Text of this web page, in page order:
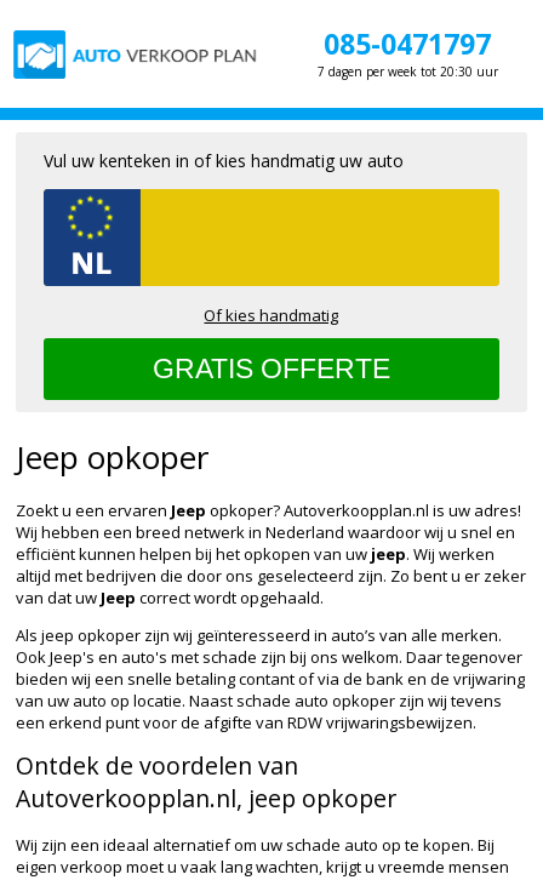
085-0471797
7 dagen per week tot 20:30 uur
Jeep opkoper
Zoekt u een ervaren Jeep opkoper? Autoverkoopplan.nl is uw adres!
Wij hebben een breed netwerk in Nederland waardoor wij u snel en
efficiënt kunnen helpen bij het opkopen van uw jeep. Wij werken
altijd met bedrijven die door ons geselecteerd zijn. Zo bent u er zeker
van dat uw Jeep correct wordt opgehaald.
Als jeep opkoper zijn wij geïnteresseerd in auto’s van alle merken.
Ook Jeep's en auto's met schade zijn bij ons welkom. Daar tegenover
bieden wij een snelle betaling contant of via de bank en de vrijwaring
van uw auto op locatie. Naast schade auto opkoper zijn wij tevens
een erkend punt voor de afgifte van RDW vrijwaringsbewijzen.
Ontdek de voordelen van
Autoverkoopplan.nl, jeep opkoper
Wij zijn een ideaal alternatief om uw schade auto op te kopen. Bij
eigen verkoop moet u vaak lang wachten, krijgt u vreemde mensen
Vul uw kenteken in of kies handmatig uw auto
Of kies handmatig